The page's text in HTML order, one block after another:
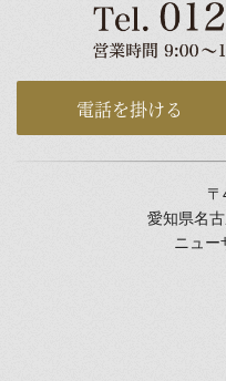
電話を掛ける
愛知県名
ニュー